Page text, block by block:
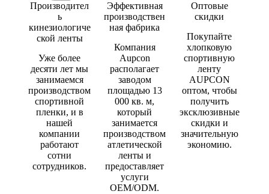
Производител
ь
кинезиологиче
ской ленты
Уже более
десяти лет мы
занимаемся
производством
спортивной
пленки, и в
нашей
компании
работают
сотни
сотрудников.
Эффективная
производствен
ная фабрика
Компания
Aupcon
располагает
заводом
площадью 13
000 кв. м,
который
занимается
производством
атлетической
ленты и
предоставляет
услуги
OEM/ODM.
Оптовые
скидки
Покупайте
хлопковую
спортивную
ленту
AUPCON
оптом, чтобы
получить
эксклюзивные
скидки и
значительную
экономию.